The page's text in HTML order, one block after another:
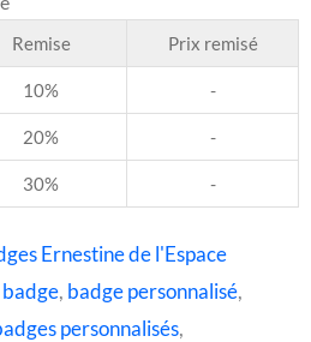
Remise Prix remisé
10% -
20% -
30% -
Ernestine de l'Espace
badge, badge personnalisé,
personnalisés,